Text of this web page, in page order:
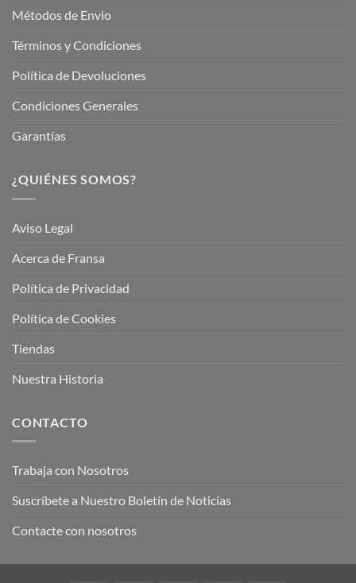
Métodos de Envio
Términos y Condiciones
Política de Devoluciones
Condiciones Generales
Garantías
¿QUIÉNES SOMOS?
Aviso Legal
Acerca de Fransa
Política de Privacidad
Política de Cookies
Tiendas
Nuestra Historia
CONTACTO
Trabaja con Nosotros
Suscríbete a Nuestro Boletín de Noticias
Contacte con nosotros